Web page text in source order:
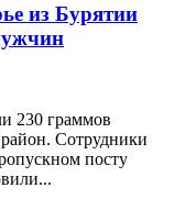
из Бурятии
230 граммов
Сотрудники
посту